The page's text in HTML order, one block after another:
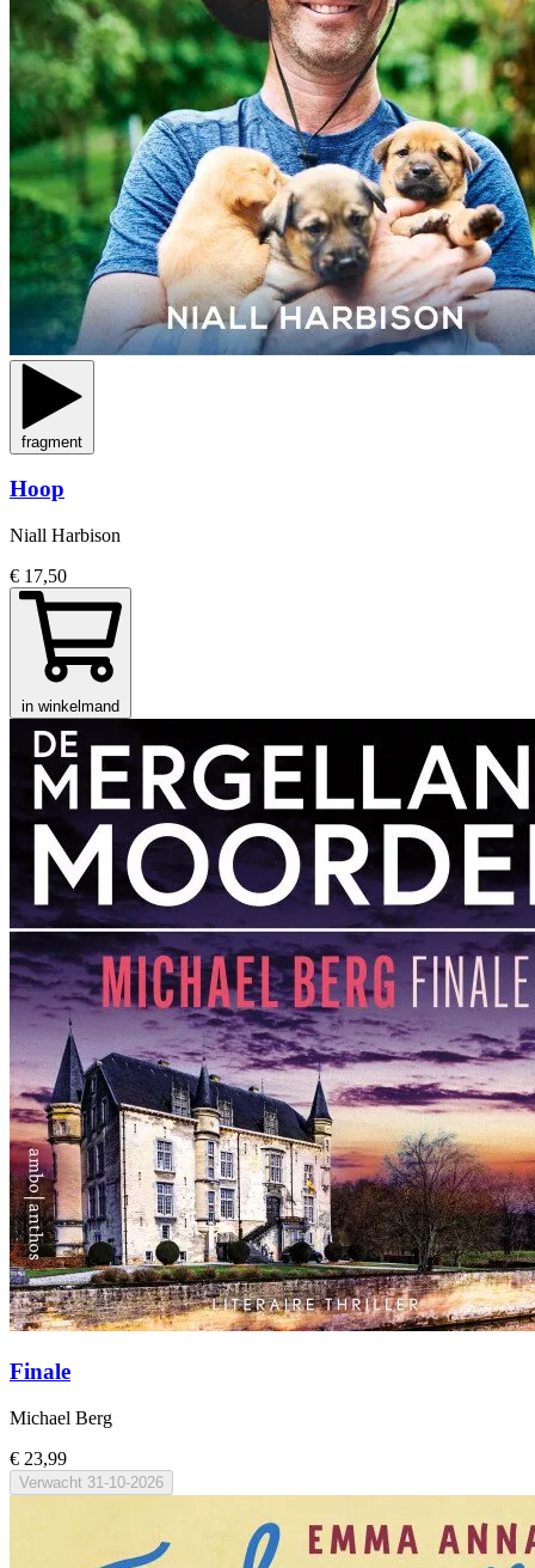
fragment
Hoop
Niall Harbison
€ 17,50
in winkelmand
Finale
Michael Berg
€ 23,99
Verwacht 31-10-2026